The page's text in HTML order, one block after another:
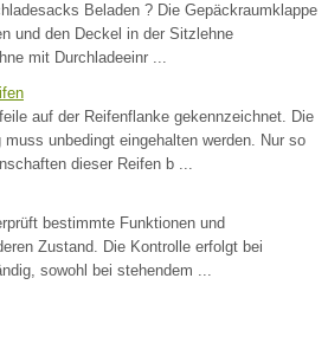
Beladen ? Die Gepäckraumklappe
und den Deckel in der Sitzlehne
mit Durchladeeinr ...
auf der Reifenflanke gekennzeichnet. Die
unbedingt eingehalten werden. Nur so
dieser Reifen b ...
bestimmte Funktionen und
Zustand. Die Kontrolle erfolgt bei
sowohl bei stehendem ...